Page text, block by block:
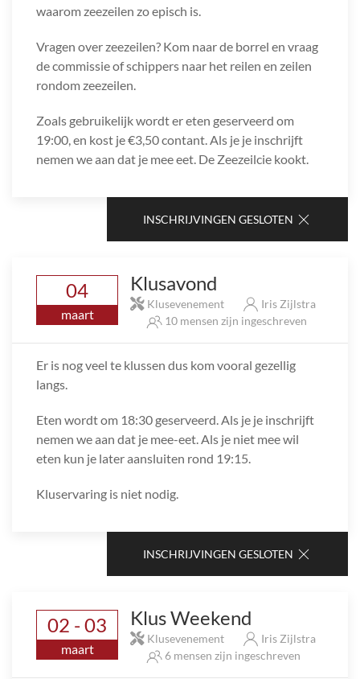
waarom zeezeilen zo episch is.
Vragen over zeezeilen? Kom naar de borrel en vraag
de commissie of schippers naar het reilen en zeilen
rondom zeezeilen.
Zoals gebruikelijk wordt er eten geserveerd om
19:00, en kost je €3,50 contant. Als je je inschrijft
nemen we aan dat je mee eet. De Zeezeilcie kookt.
INSCHRIJVINGEN GESLOTEN
04
maart
Klusavond
Klusevenement
Iris Zijlstra
10 mensen zijn ingeschreven
Er is nog veel te klussen dus kom vooral gezellig
langs.
Eten wordt om 18:30 geserveerd. Als je je inschrijft
nemen we aan dat je mee-eet. Als je niet mee wil
eten kun je later aansluiten rond 19:15.
Kluservaring is niet nodig.
INSCHRIJVINGEN GESLOTEN
02 - 03
maart
Klus Weekend
Klusevenement
Iris Zijlstra
6 mensen zijn ingeschreven